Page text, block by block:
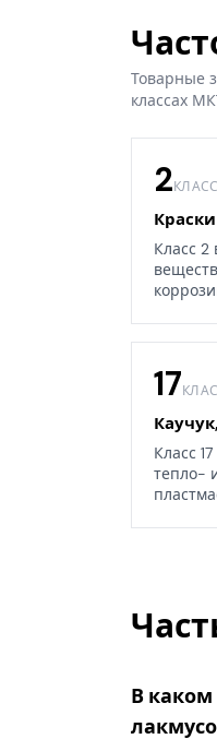
Товарные
классах
2КЛАСС
Класс 2
17
Класс
тепло-
В каком